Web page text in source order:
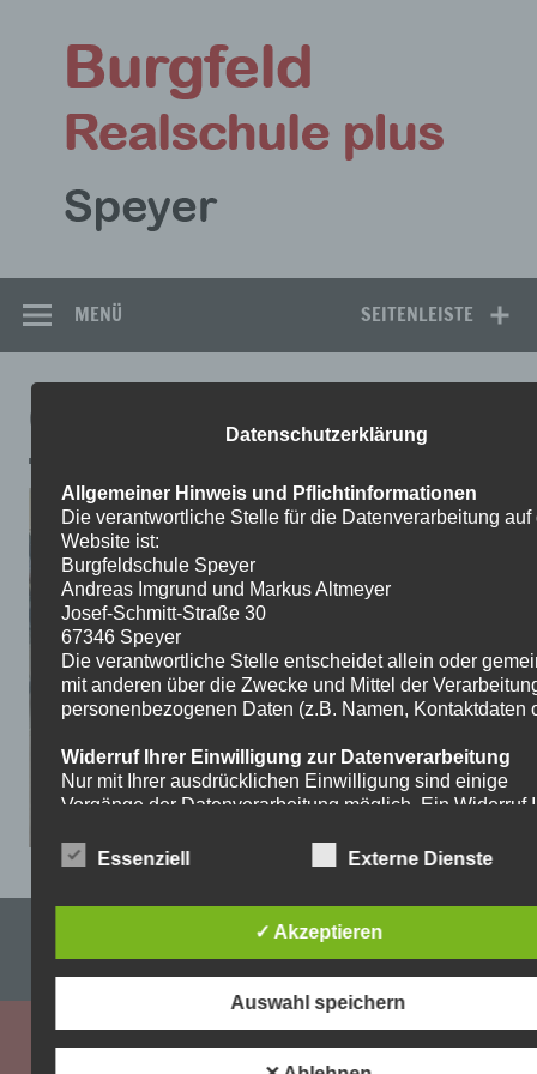
springen
SEITENLEISTE
MENÜ
COMEDY
Impressum & Datenschutzerklärung
WordPress-Theme: Dynamic News von ThemeZee.
Datenschutzerklärung
Allgemeiner Hinweis und Pflichtinformationen
Die verantwortliche Stelle für die Datenverarbeitung auf
Website ist:
Burgfeldschule Speyer
Andreas Imgrund und Markus Altmeyer
Josef-Schmitt-Straße 30
67346 Speyer
Die verantwortliche Stelle entscheidet allein oder
mit anderen über die Zwecke und Mittel der
personenbezogenen Daten (z.B. Namen, Kontaktdaten
Widerruf Ihrer Einwilligung zur Datenverarbeitung
Nur mit Ihrer ausdrücklichen Einwilligung sind einige
Vorgänge der Datenverarbeitung möglich. Ein Widerruf
Widerruf genügt eine formlose Mitteilung per E-Mail. Die
Recht auf Beschwerde bei der zuständigen
Aufsichtsbehörde
Als Betroffener steht Ihnen im Falle eines
der zuständigen Aufsichtsbehörde zu. Zuständige
Aufsichtsbehörde bezüglich datenschutzrechtlicher
Essenziell Externe Dienste
✓ Akzeptieren
Auswahl speichern